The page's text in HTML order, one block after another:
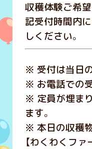
収穫体験ご希
記受付時間内に
しください。
※ 受付は当日
※ お電話での
※ 定員が埋ま
ます。
※ 本日の収穫
【わくわくフ